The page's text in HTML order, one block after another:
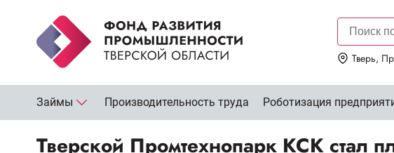
Тверь,
Займы Производительность труда Роботизация
Тверской Промтехнопарк КСК стал